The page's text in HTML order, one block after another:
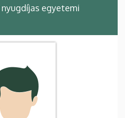
nyugdíjas egyetemi